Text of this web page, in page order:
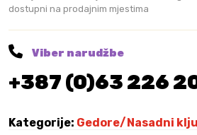
u
č
T
r
/
dostupni na prodajnim mjestima
Viber narudžbe
+387 (0)63 226
Kategorije: Gedore/Nasadni